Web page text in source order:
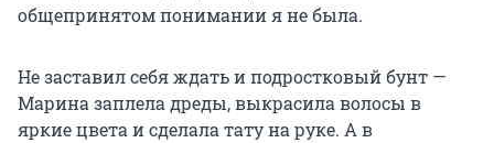
общепринятом понимании я не была.
Не заставил себя ждать и подростковый бунт —
Марина заплела дреды, выкрасила волосы в
яркие цвета и сделала тату на руке. А в